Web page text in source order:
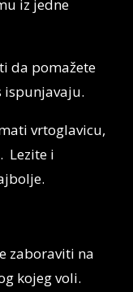
iz jedne
da pomažete
ispunjavaju.
vrtoglavicu,
Lezite i
zaboraviti na
kojeg voli.